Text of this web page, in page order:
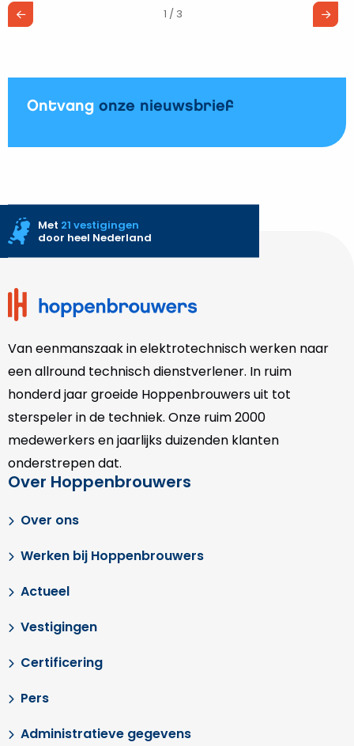
1 / 3
Ontvang onze nieuwsbrief
Site
Met 21 vestigingen
door heel Nederland
Van eenmanszaak in elektrotechnisch werken naar
een allround technisch dienstverlener. In ruim
honderd jaar groeide Hoppenbrouwers uit tot
sterspeler in de techniek. Onze ruim 2000
medewerkers en jaarlijks duizenden klanten
onderstrepen dat.
Over Hoppenbrouwers
Over ons
Werken bij Hoppenbrouwers
Actueel
Vestigingen
Certificering
Pers
Administratieve gegevens